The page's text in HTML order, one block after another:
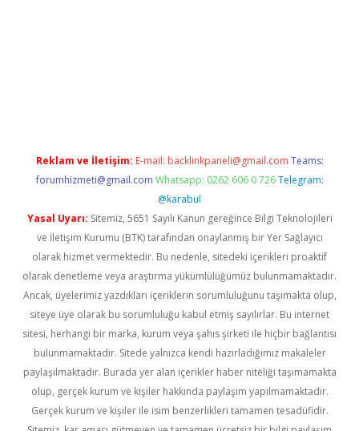
Reklam ve İletişim: E-mail: backlinkpaneli@gmail.com Teams:
forumhizmeti@gmail.com Whatsapp: 0262 606 0 726 Telegram:
@karabul
Yasal Uyarı: Sitemiz, 5651 Sayılı Kanun gereğince Bilgi Teknolojileri
ve İletişim Kurumu (BTK) tarafından onaylanmış bir Yer Sağlayıcı
olarak hizmet vermektedir. Bu nedenle, sitedeki içerikleri proaktif
olarak denetleme veya araştırma yükümlülüğümüz bulunmamaktadır.
Ancak, üyelerimiz yazdıkları içeriklerin sorumluluğunu taşımakta olup,
siteye üye olarak bu sorumluluğu kabul etmiş sayılırlar. Bu internet
sitesi, herhangi bir marka, kurum veya şahıs şirketi ile hiçbir bağlantısı
bulunmamaktadır. Sitede yalnızca kendi hazırladığımız makaleler
paylaşılmaktadır. Burada yer alan içerikler haber niteliği taşımamakta
olup, gerçek kurum ve kişiler hakkında paylaşım yapılmamaktadır.
Gerçek kurum ve kişiler ile isim benzerlikleri tamamen tesadüfidir.